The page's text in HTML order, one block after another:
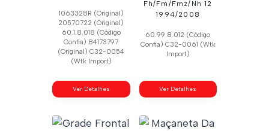
1063328R (Original)
20570722 (Original)
60.1.8.018 (Código
Confia) 84173797
(Original) C32-0054
(Wtk Import)
Ver Detalhes
Fh/Fm/Fmz/Nh 12
1994/2008
60.99.8.012 (Código
Confia) C32-0061 (Wtk
Import)
Ver Detalhes